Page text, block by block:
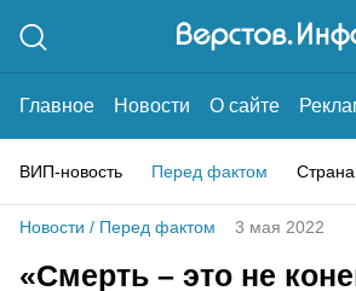
Главное Новости О сайте
ВИП-новость Перед фактом
Новости / Перед фактом 3 мая 2022
«Смерть – это не